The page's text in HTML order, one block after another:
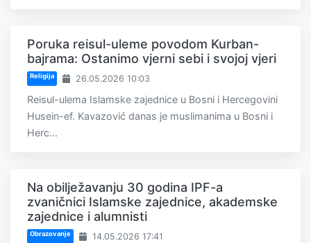
Poruka reisul-uleme povodom Kurban-
bajrama: Ostanimo vjerni sebi i svojoj vjeri
Religija 26.05.2026 10:03
Reisul-ulema Islamske zajednice u Bosni i Hercegovini
Husein-ef. Kavazović danas je muslimanima u Bosni i
Herc...
Na obilježavanju 30 godina IPF-a
zvaničnici Islamske zajednice, akademske
zajednice i alumnisti
Obrazovanje 14.05.2026 17:41